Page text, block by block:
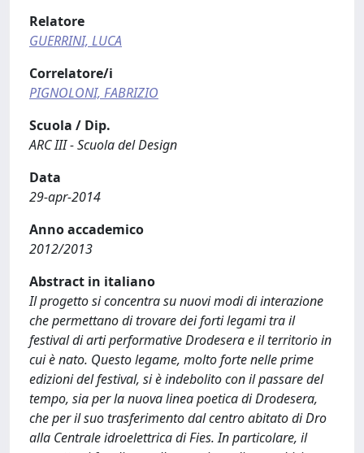
Relatore
GUERRINI, LUCA
Correlatore/i
PIGNOLONI, FABRIZIO
Scuola / Dip.
ARC III - Scuola del Design
Data
29-apr-2014
Anno accademico
2012/2013
Abstract in italiano
Il progetto si concentra su nuovi modi di interazione
che permettano di trovare dei forti legami tra il
festival di arti performative Drodesera e il territorio in
cui è nato. Questo legame, molto forte nelle prime
edizioni del festival, si è indebolito con il passare del
tempo, sia per la nuova linea poetica di Drodesera,
che per il suo trasferimento dal centro abitato di Dro
alla Centrale idroelettrica di Fies. In particolare, il